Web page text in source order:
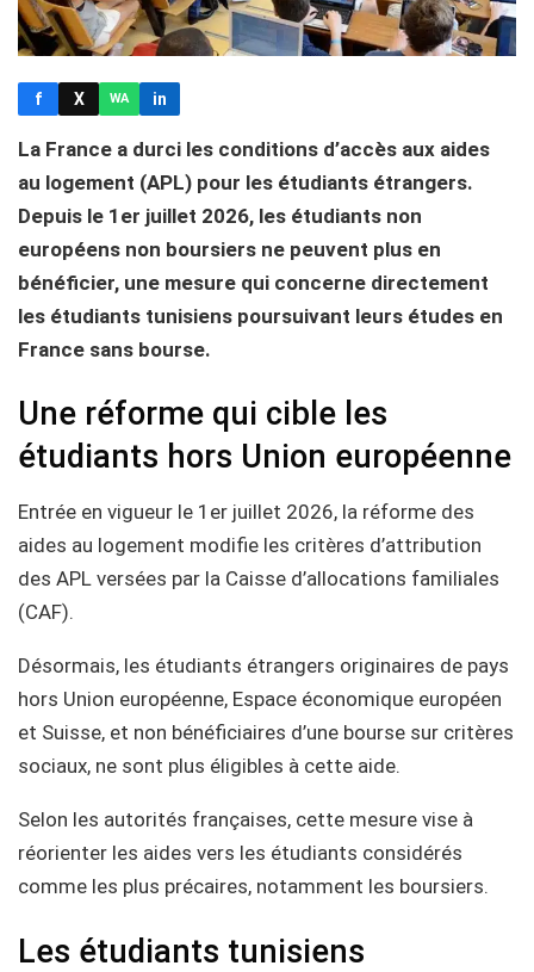
f X WA in
La France a durci les conditions d’accès aux aides
au logement (APL) pour les étudiants étrangers.
Depuis le 1er juillet 2026, les étudiants non
européens non boursiers ne peuvent plus en
bénéficier, une mesure qui concerne directement
les étudiants tunisiens poursuivant leurs études en
France sans bourse.
Une réforme qui cible les
étudiants hors Union européenne
Entrée en vigueur le 1er juillet 2026, la réforme des
aides au logement modifie les critères d’attribution
des APL versées par la Caisse d’allocations familiales
(CAF).
Désormais, les étudiants étrangers originaires de pays
hors Union européenne, Espace économique européen
et Suisse, et non bénéficiaires d’une bourse sur critères
sociaux, ne sont plus éligibles à cette aide.
Selon les autorités françaises, cette mesure vise à
réorienter les aides vers les étudiants considérés
comme les plus précaires, notamment les boursiers.
Les étudiants tunisiens